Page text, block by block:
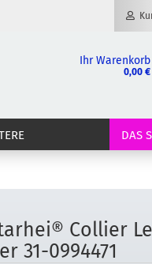
erstellen
Ihr Warenkorb
0,00 €
DAS
Col­lier
31-​0994471